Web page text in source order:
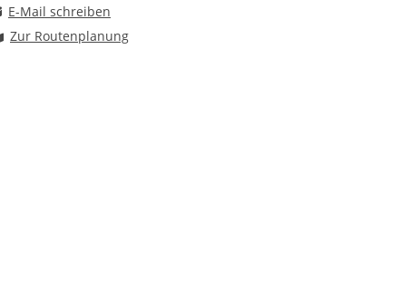
E-Mail an Bildungszentrum Mittelhessen
E-Mail schreiben
Route planen
Zur Routenplanung